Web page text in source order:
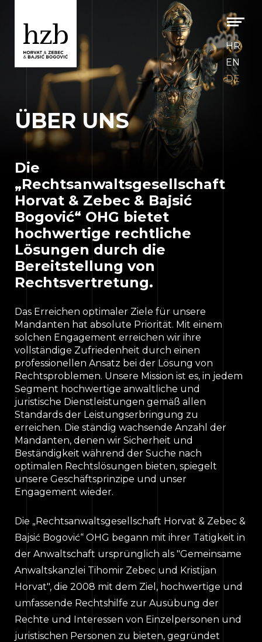
HR
EN
DE
ÜBER UNS
Die
„Rechtsanwaltsgesellschaft
Horvat & Zebec & Bajsić
Bogović“ OHG bietet
hochwertige rechtliche
Lösungen durch die
Bereitstellung von
Rechtsvertretung.
Das Erreichen optimaler Ziele für unsere
Mandanten hat absolute Priorität. Mit einem
solchen Engagement erreichen wir ihre
vollständige Zufriedenheit durch einen
professionellen Ansatz bei der Lösung von
Rechtsproblemen. Unsere Mission ist es, in jedem
Segment hochwertige anwaltliche und
juristische Dienstleistungen gemäß allen
Standards der Leistungserbringung zu
erreichen. Die ständig wachsende Anzahl der
Mandanten, denen wir Sicherheit und
Beständigkeit während der Suche nach
optimalen Rechtslösungen bieten, spiegelt
unsere Geschäftsprinzipe und unser
Engagement wieder.
Die „Rechtsanwaltsgesellschaft Horvat & Zebec &
Bajsić Bogović“ OHG begann mit ihrer Tätigkeit in
der Anwaltschaft ursprünglich als "Gemeinsame
Anwaltskanzlei Tihomir Zebec und Kristijan
Horvat", die 2008 mit dem Ziel, hochwertige und
umfassende Rechtshilfe zur Ausübung der
Rechte und Interessen von Einzelpersonen und
juristischen Personen zu bieten, gegründet